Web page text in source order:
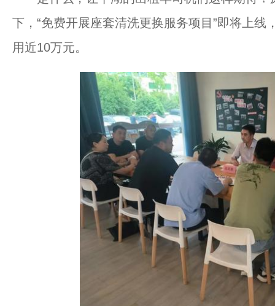
下，“免费开展座套清洗更换服务项目”即将上
用近10万元。